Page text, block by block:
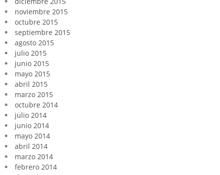
noviembre 2015
octubre 2015
septiembre 2015
agosto 2015
julio 2015
junio 2015
mayo 2015
abril 2015
marzo 2015
octubre 2014
julio 2014
junio 2014
mayo 2014
abril 2014
marzo 2014
febrero 2014